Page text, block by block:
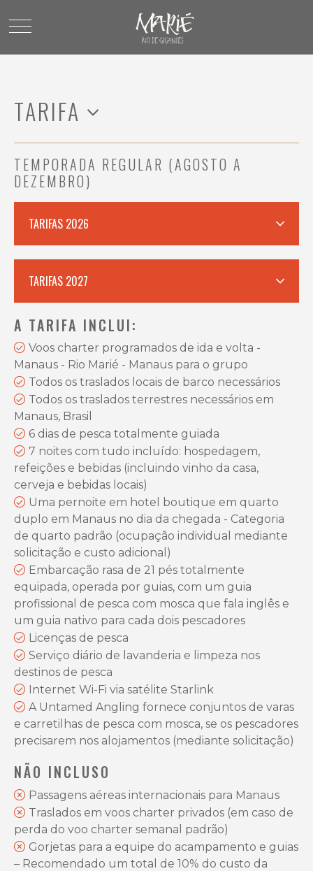
TARIFA
TEMPORADA REGULAR (AGOSTO A
DEZEMBRO)
TARIFAS 2026
TARIFAS 2027
A TARIFA INCLUI:
Voos charter programados de ida e volta -
Manaus - Rio Marié - Manaus para o grupo
Todos os traslados locais de barco necessários
Todos os traslados terrestres necessários em
Manaus, Brasil
6 dias de pesca totalmente guiada
7 noites com tudo incluído: hospedagem,
refeições e bebidas (incluindo vinho da casa,
cerveja e bebidas locais)
Uma pernoite em hotel boutique em quarto
duplo em Manaus no dia da chegada - Categoria
de quarto padrão (ocupação individual mediante
solicitação e custo adicional)
Embarcação rasa de 21 pés totalmente
equipada, operada por guias, com um guia
profissional de pesca com mosca que fala inglês e
um guia nativo para cada dois pescadores
Licenças de pesca
Serviço diário de lavanderia e limpeza nos
destinos de pesca
Internet Wi-Fi via satélite Starlink
A Untamed Angling fornece conjuntos de varas
e carretilhas de pesca com mosca, se os pescadores
precisarem nos alojamentos (mediante solicitação)
NÃO INCLUSO
Passagens aéreas internacionais para Manaus
Traslados em voos charter privados (em caso de
perda do voo charter semanal padrão)
Gorjetas para a equipe do acampamento e guias
– Recomendado um total de 10% do custo da